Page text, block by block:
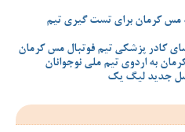
مس کرمان برای تست گیری تیم
کادر پزشکی تیم فوتبال مس کرمان
به اردوی تیم ملی نوجوانان
جدید لیگ یک